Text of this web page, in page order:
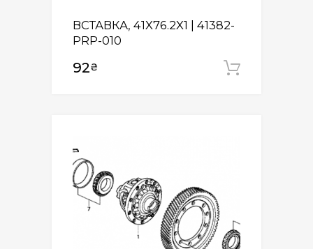
ВСТАВКА, 41X76.2X1 | 41382-
PRP-010
92₴